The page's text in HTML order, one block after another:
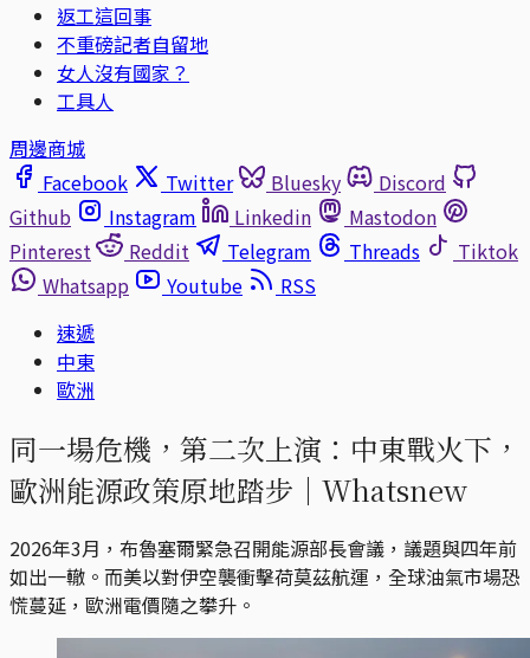
返工這回事
不重磅記者自留地
女人沒有國家？
工具人
周邊商城
Facebook
Twitter Bluesky
Discord
Github
Instagram Linkedin
Mastodon
Pinterest
Reddit Telegram Threads
Tiktok
Whatsapp
Youtube
RSS
速遞
中東
歐洲
同一場危機，第二次上演：中東戰火下，
歐洲能源政策原地踏步｜Whatsnew
2026年3月，布魯塞爾緊急召開能源部長會議，議題與四年前
如出一轍。而美以對伊空襲衝擊荷莫茲航運，全球油氣市場恐
慌蔓延，歐洲電價隨之攀升。